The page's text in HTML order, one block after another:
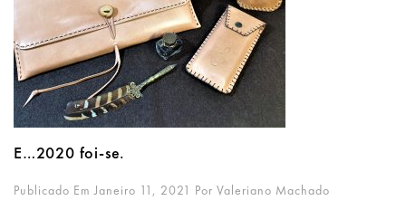
E…2020 foi-se.
Publicado Em Janeiro 11, 2021 Por Valeriano Machado